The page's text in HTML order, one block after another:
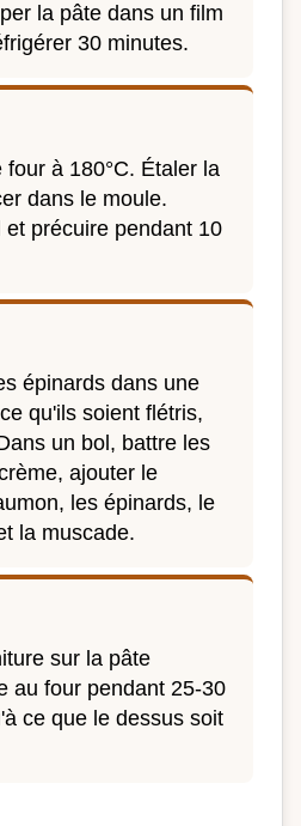
la pâte dans un film
30 minutes.
four à 180°C. Étaler la
dans le moule.
et précuire pendant 10
épinards dans une
qu'ils soient flétris,
un bol, battre les
ajouter le
les épinards, le
la muscade.
sur la pâte
au four pendant 25-30
ce que le dessus soit